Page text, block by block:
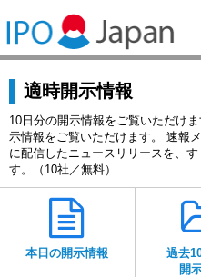
適時開示情報
10日分の開示情報をご覧いただけま
示情報をご覧いただけます。 速報
に配信したニュースリリースを、
す。（10社／無料）
本日の開示情報
過去
開